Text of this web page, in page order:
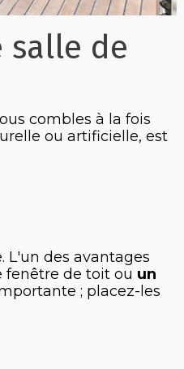
salle de
combles à la fois
ou artificielle, est
L'un des avantages
fenêtre de toit ou un
; placez-les